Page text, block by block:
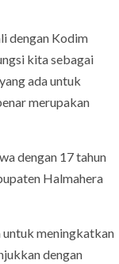
dengan Kodim
kita sebagai
ada untuk
merupakan
dengan 17 tahun
Halmahera
untuk meningkatkan
dengan